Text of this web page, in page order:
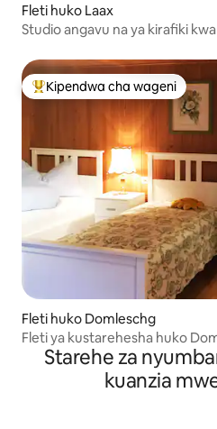
Fleti huko Laax
Studio angavu na ya kirafiki
Kipendwa maarufu cha wageni
Kipendwa cha wageni
Fleti huko Domleschg
Fleti ya kustarehesha huko
Starehe za
kuanzia